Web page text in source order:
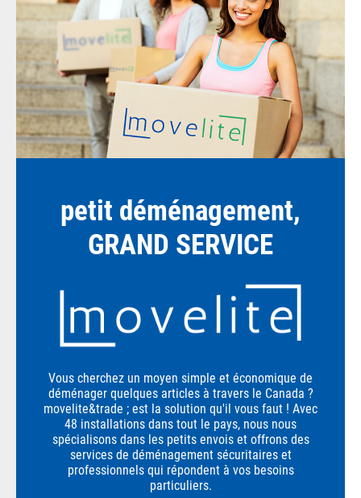
petit déménagement,
GRAND SERVICE
Vous cherchez un moyen simple et économique de
déménager quelques articles à travers le Canada ?
movelite&trade ; est la solution qu'il vous faut ! Avec
48 installations dans tout le pays, nous nous
spécialisons dans les petits envois et offrons des
services de déménagement sécuritaires et
professionnels qui répondent à vos besoins
particuliers.